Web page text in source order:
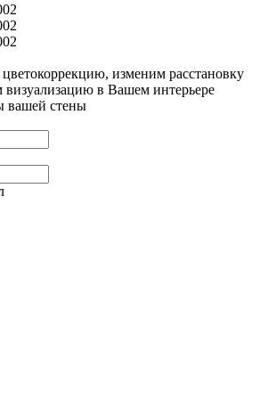
цветокоррекцию, изменим расстановку
визуализацию в Вашем интерьере
вашей стены